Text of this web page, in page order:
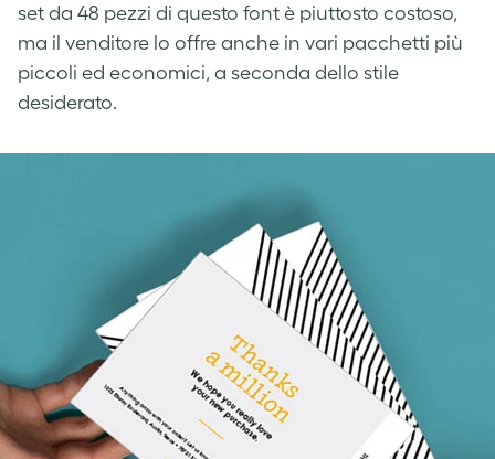
set da 48 pezzi di questo font è piuttosto costoso,
ma il venditore lo offre anche in vari pacchetti più
piccoli ed economici, a seconda dello stile
desiderato.